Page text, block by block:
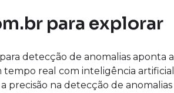
para explorar
detecção de anomalias aponta a
real com inteligência artificial
precisão na detecção de anomalias